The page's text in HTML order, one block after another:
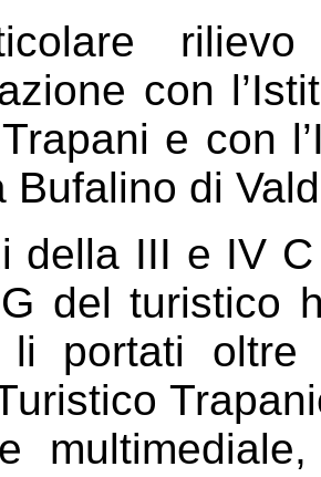
con
e con
Bufalino di
della III e IV
del turistico
portati oltre